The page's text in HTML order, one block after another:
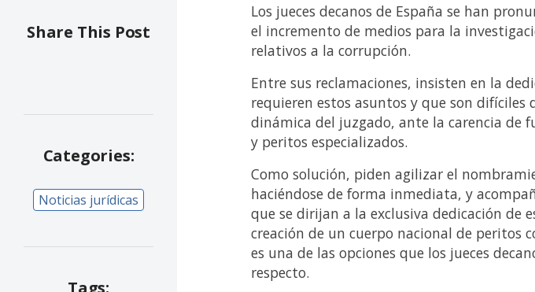
Share This Post
Categories:
Noticias jurídicas
Los jueces decanos de España se han
el incremento de medios para la
relativos a la corrupción.
Entre sus reclamaciones, insisten en la
requieren estos asuntos y que son difíciles
dinámica del juzgado, ante la carencia de
y peritos especializados.
Como solución, piden agilizar el
haciéndose de forma inmediata, y
que se dirijan a la exclusiva dedicación de
creación de un cuerpo nacional de peritos
es una de las opciones que los jueces
respecto.